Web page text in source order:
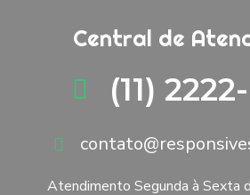
Central de
(11)
Atendimento Segunda à Sexta